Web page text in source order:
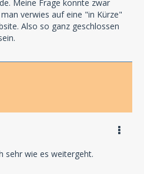
Meine Frage konnte zwar
verwies auf eine "in Kürze"
Also so ganz geschlossen
sehr wie es weitergeht.